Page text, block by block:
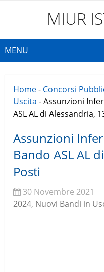
MIUR
MENU
Home- Concorsi
Uscita -Assunzioni
ASL AL di Alessandria,
Assunzioni
Bando ASL AL
Posti
30 Novembre 2021
2024, Nuovi Bandi in